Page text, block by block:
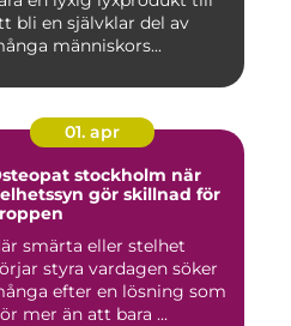
bli en självklar del av
människors...
01. apr
stockholm när
gör skillnad för
smärta eller stelhet
styra vardagen söker
efter en lösning som
mer än att bara ...